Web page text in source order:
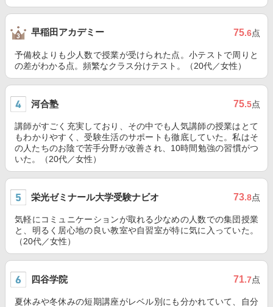
早稲田アカデミー 75.6点
予備校よりも少人数で授業が受けられた点。小テストで周りと
の差がわかる点。頻繁なクラス分けテスト。（20代／女性）
河合塾 75.5点
講師がすごく充実しており、その中でも人気講師の授業はとて
もわかりやすく、受験生活のサポートも徹底していた。私はそ
の人たちのお陰で苦手分野が改善され、10時間勉強の習慣がつ
いた。（20代／女性）
栄光ゼミナール大学受験ナビオ 73.8点
気軽にコミュニケーションが取れる少なめの人数での集団授業
と、明るく居心地の良い教室や自習室が特に気に入っていた。
（20代／女性）
四谷学院 71.7点
夏休みや冬休みの短期講座がレベル別にも分かれていて、自分